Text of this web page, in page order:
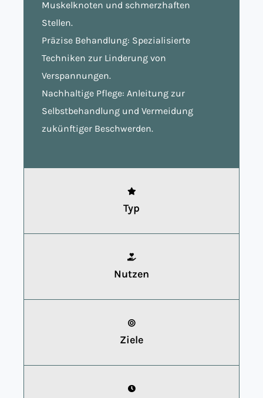
Muskelknoten und schmerzhaften
Stellen.
Präzise Behandlung: Spezialisierte
Techniken zur Linderung von
Verspannungen.
Nachhaltige Pflege: Anleitung zur
Selbstbehandlung und Vermeidung
zukünftiger Beschwerden.
Typ
Nutzen
Ziele